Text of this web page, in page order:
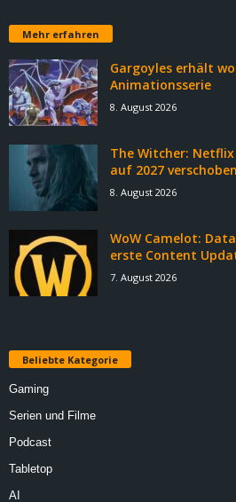
Mehr erfahren
Gargoyles erhält
Animationsserie
8. August 2026
The Witcher:
auf 2027 verschoben
8. August 2026
WoW Camelot:
erste Content
7. August 2026
Beliebte Kategorie
Gaming
Serien und Filme
Podcast
Tabletop
AI